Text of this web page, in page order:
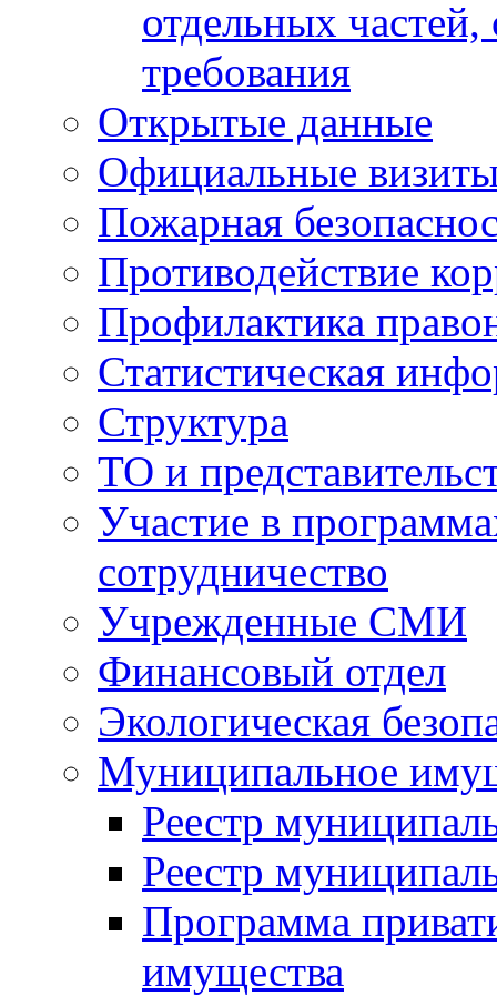
отдельных
требования
Открытые данные
Официальные
Пожарная
Противодействие
Профилактика
Статистическая
Структура
ТО и
Участие в
сотрудничество
Учрежденные СМИ
Финансовый отдел
Экологическая
Муниципальное
Реестр
Реестр
Программа
имущества